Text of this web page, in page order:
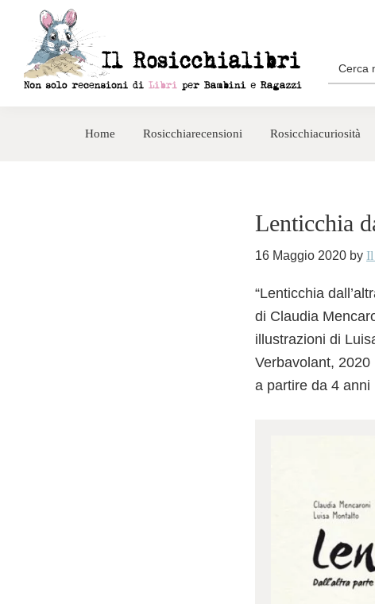
navigazione
primaria
contenuto
principale
Search
for:
Home Rosicchiarecensioni Rosicchiacuriosità
Lenticchia
16 Maggio 2020 by Il
“Lenticchia
di Claudia
illustrazioni di
Verbavolant, 2020
a partire da 4 anni